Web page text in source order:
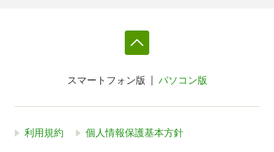
スマートフォン版 パソコン版
利用規約 個人情報保護基本方針